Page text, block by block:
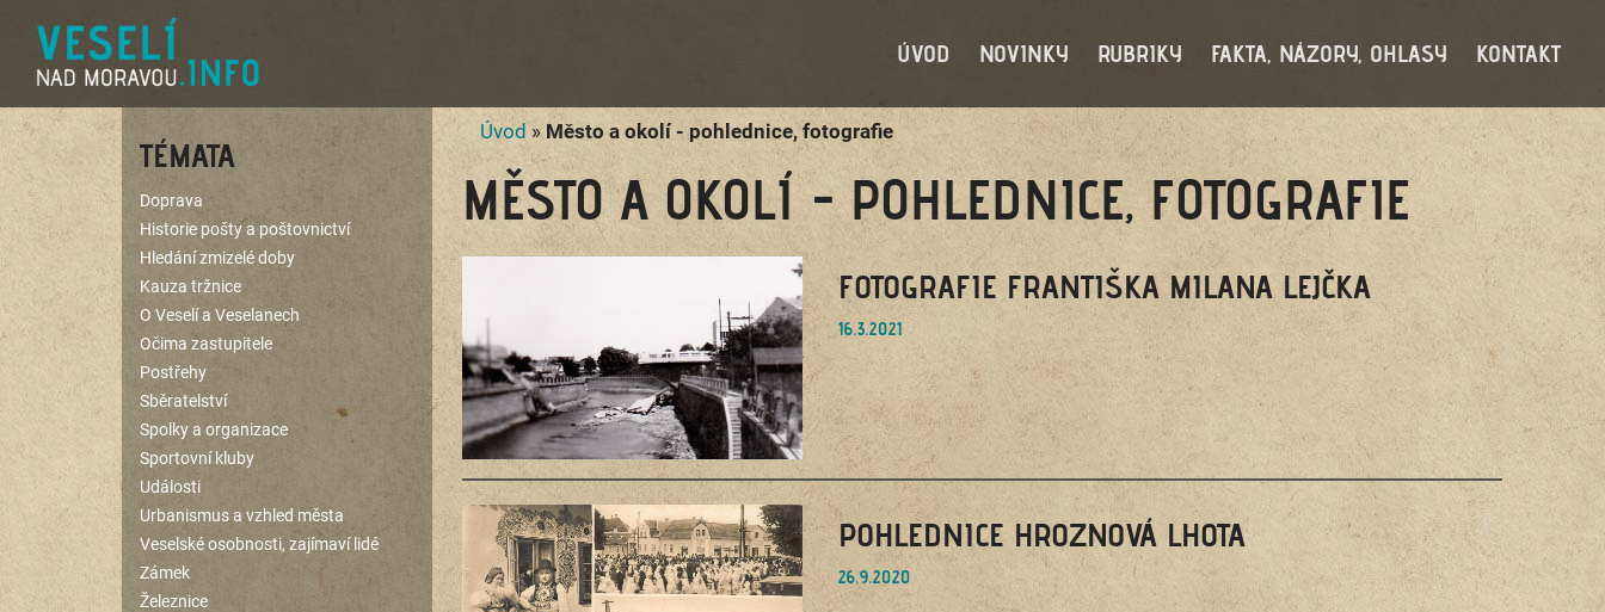
ÚVOD NOVINKY RUBRIKY FAKTA, NÁZORY, OHLASY KONTAKT
TÉMATA
Doprava
Historie pošty a poštovnictví
Hledání zmizelé doby
Kauza tržnice
O Veselí a Veselanech
Očima zastupitele
Postřehy
Sběratelství
Spolky a organizace
Sportovní kluby
Události
Urbanismus a vzhled města
Veselské osobnosti, zajímaví lidé
Zámek
Železnice
Úvod » Město a okolí - pohlednice, fotografie
MĚSTO A OKOLÍ - POHLEDNICE, FOTOGRAFIE
FOTOGRAFIE FRANTIŠKA MILANA LEJČKA
16.3.2021
POHLEDNICE HROZNOVÁ LHOTA
26.9.2020